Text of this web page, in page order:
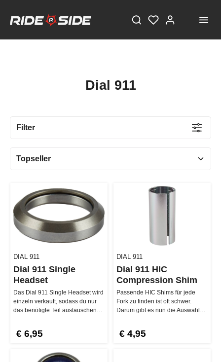
Dial 911
Filter
DIAL 911
Dial 911 Single
Headset
Das Dial 911 Single Headset wird
einzeln verkauft, sodass du nur
das benötigte Teil austauschen
€ 6,95
DIAL 911
Dial 911 HIC
Compression Shim
Passende HIC Shims für jede
Fork zu finden ist oft schwer.
Darum gibt es nun die Auswahl
€ 4,95